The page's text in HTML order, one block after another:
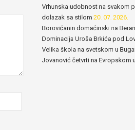
Vrhunska udobnost na svakom
dolazak sa stilom 20. 07. 2026.
Borovićanin domaćinski na
Dominacija Uroša Brkića pod
Velika škola na svetskom u
Jovanović četvrti na Evropskom